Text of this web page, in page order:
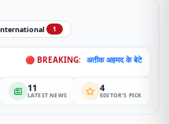
1
BREAKING: अतीक अहमद के बेटे आबान अहमद की सड़क
11
LATEST NEWS
4
EDITOR'S PICK